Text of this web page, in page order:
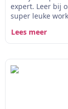
expert. Leer bij
super leuke
Lees meer